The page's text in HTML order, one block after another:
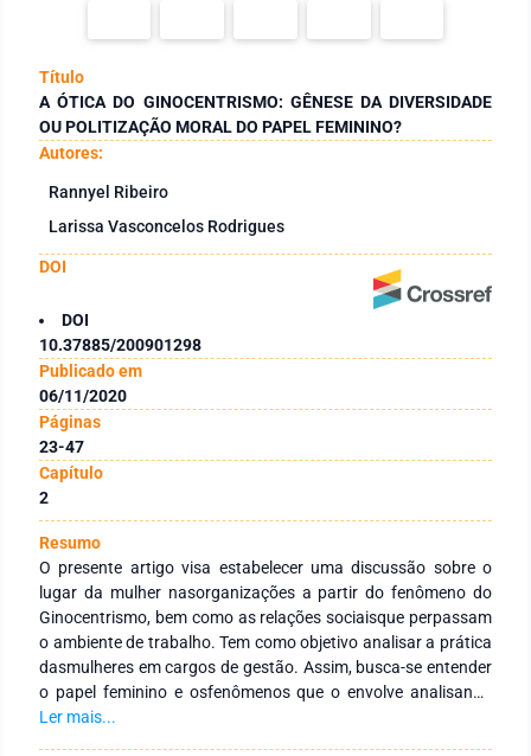
Título
A ÓTICA DO GINOCENTRISMO: GÊNESE DA DIVERSIDADE
OU POLITIZAÇÃO MORAL DO PAPEL FEMININO?
Autores:
Rannyel Ribeiro
Larissa Vasconcelos Rodrigues
DOI
DOI
10.37885/200901298
Publicado em
06/11/2020
Páginas
23-47
Capítulo
2
Resumo
O presente artigo visa estabelecer uma discussão sobre o
lugar da mulher nasorganizações a partir do fenômeno do
Ginocentrismo, bem como as relações sociaisque perpassam
o ambiente de trabalho. Tem como objetivo analisar a prática
dasmulheres em cargos de gestão. Assim, busca-se entender
o papel feminino e osfenômenos que o envolve analisando
esta relação entre diversidade e gestãoorganizacional no
Ler mais...